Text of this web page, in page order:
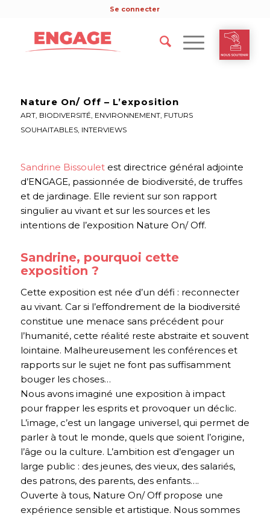
Se connecter
Nature On/ Off – L’exposition
ART, BIODIVERSITÉ, ENVIRONNEMENT, FUTURS
SOUHAITABLES, INTERVIEWS
Sandrine Bissouletest directrice général adjointe
d’ENGAGE, passionnée de biodiversité, de truffes
et de jardinage. Elle revient sur son rapport
singulier au vivant et sur les sources et les
intentions de l’exposition Nature On/ Off.
Sandrine, pourquoi cette
exposition ?
Cette exposition est née d’un défi : reconnecter
au vivant. Car si l’effondrement de la biodiversité
constitue une menace sans précédent pour
l’humanité, cette réalité reste abstraite et souvent
lointaine. Malheureusement les conférences et
rapports sur le sujet ne font pas suffisamment
bouger les choses…
Nous avons imaginé une exposition à impact
pour frapper les esprits et provoquer un déclic.
L’image, c’est un langage universel, qui permet de
parler à tout le monde, quels que soient l’origine,
l’âge ou la culture. L’ambition est d’engager un
large public : des jeunes, des vieux, des salariés,
des patrons, des parents, des enfants….
Ouverte à tous, Nature On/ Off propose une
expérience sensible et artistique. Nous sommes